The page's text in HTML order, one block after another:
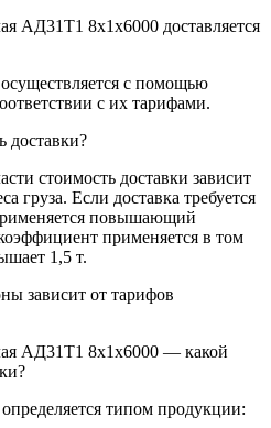
АД31Т1 8х1х6000 доставляется
с помощью
с их тарифами.
доставки?
стоимость доставки зависит
груза. Если доставка требуется
повышающий
применяется в том
1,5 т.
зависит от тарифов
АД31Т1 8х1х6000 — какой
типом продукции: